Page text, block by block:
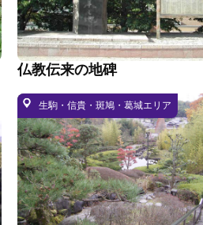
仏教伝来の地碑
生駒・信貴・斑鳩・葛城エリア